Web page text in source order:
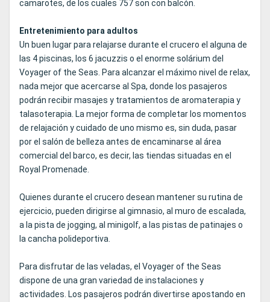
camarotes, de los cuales 757 son con balcón.
Entretenimiento para adultos
Un buen lugar para relajarse durante el crucero el alguna de
las 4 piscinas, los 6 jacuzzis o el enorme solárium del
Voyager of the Seas. Para alcanzar el máximo nivel de relax,
nada mejor que acercarse al Spa, donde los pasajeros
podrán recibir masajes y tratamientos de aromaterapia y
talasoterapia. La mejor forma de completar los momentos
de relajación y cuidado de uno mismo es, sin duda, pasar
por el salón de belleza antes de encaminarse al área
comercial del barco, es decir, las tiendas situadas en el
Royal Promenade.
Quienes durante el crucero desean mantener su rutina de
ejercicio, pueden dirigirse al gimnasio, al muro de escalada,
a la pista de jogging, al minigolf, a las pistas de patinajes o
la cancha polideportiva.
Para disfrutar de las veladas, el Voyager of the Seas
dispone de una gran variedad de instalaciones y
actividades. Los pasajeros podrán divertirse apostando en